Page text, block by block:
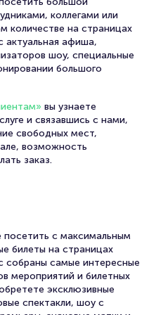
поддержка
ценностей. Тексты
скорость
мощные гитарные риффы и
от звукозаписывающих
своих
концертов и
позиция: коллектив
коллегами или
количестве на страницах
актуальная афиша,
шоу, специальные
большого
вы узнаете
и связавшись с нами,
свободных мест,
возможность
заказ.
с максимальным
билеты на страницах
собраны самые интересные
мероприятий и билетных
эксклюзивные
спектакли, шоу с